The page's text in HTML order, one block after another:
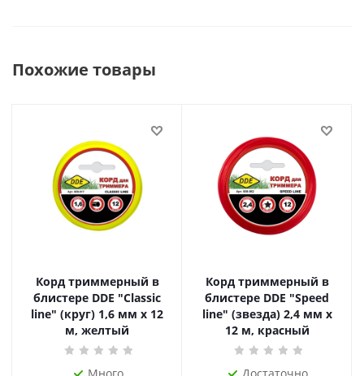
Похожие товары
Корд триммерный в
блистере DDE "Classic
line" (круг) 1,6 мм х 12
м, желтый
Корд триммерный в
блистере DDE "Speed
line" (звезда) 2,4 мм х
12 м, красный